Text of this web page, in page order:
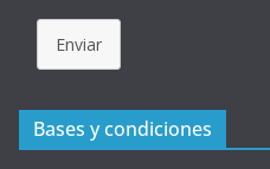
Enviar
Bases y condiciones